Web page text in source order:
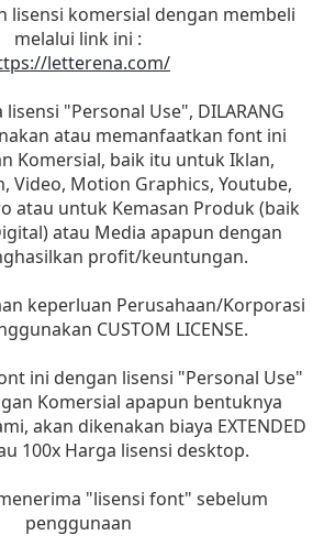
lisensi komersial dengan membeli
melalui link ini :
letterena.com/
"Personal Use", DILARANG
atau memanfaatkan font ini
Komersial, baik itu untuk Iklan,
Video, Motion Graphics, Youtube,
atau untuk Kemasan Produk (baik
atau Media apapun dengan
profit/keuntungan.
keperluan Perusahaan/Korporasi
CUSTOM LICENSE.
ini dengan lisensi "Personal Use"
Komersial apapun bentuknya
akan dikenakan biaya EXTENDED
100x Harga lisensi desktop.
"lisensi font" sebelum
penggunaan